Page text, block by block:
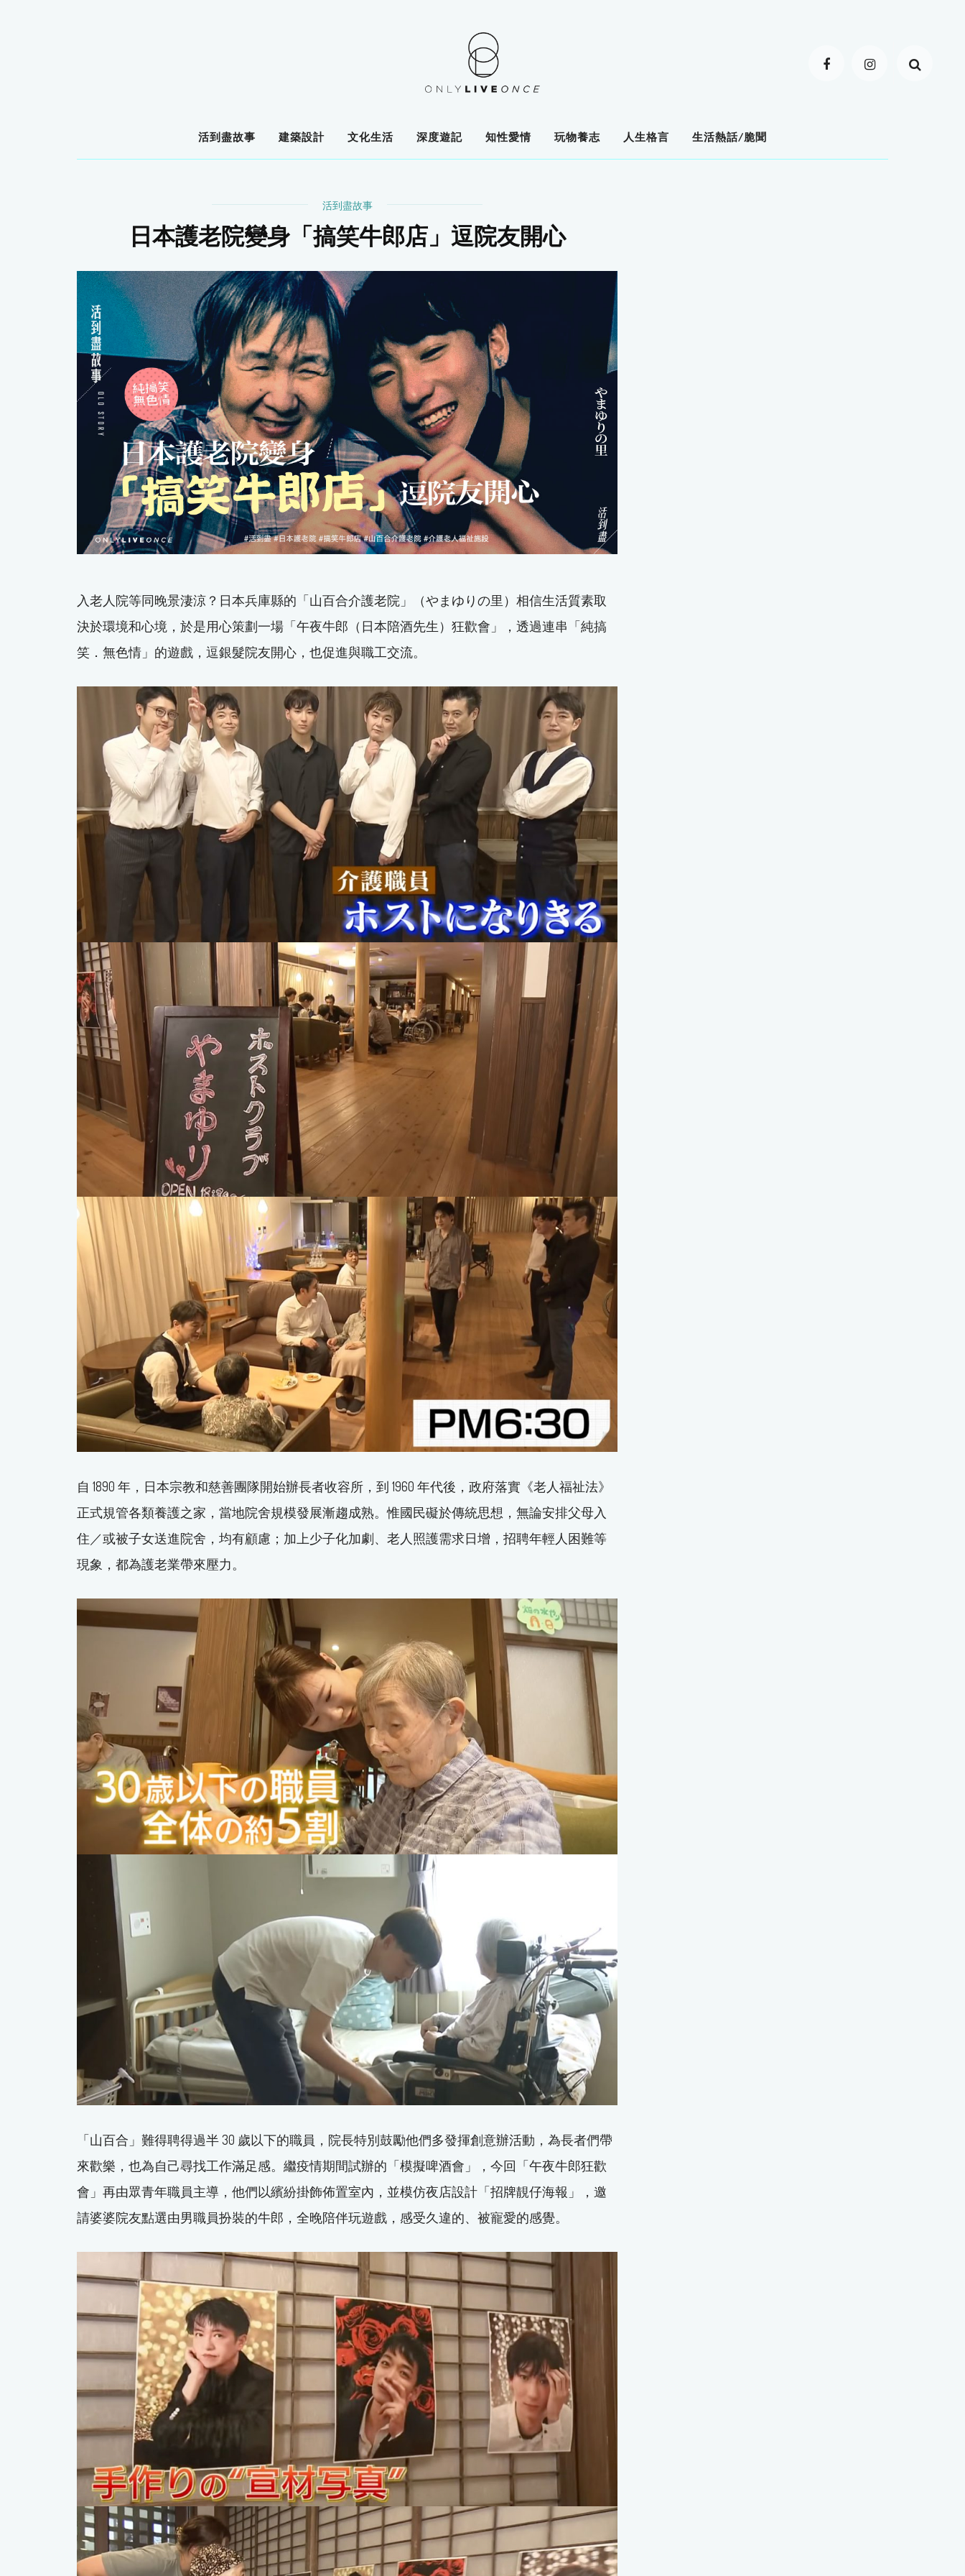
活到盡故事 建築設計 文化生活 深度遊記 知性愛情 玩物養志 人生格言 生活熱話/脆聞
活到盡故事
日本護老院變身「搞笑牛郎店」逗院友開心
入老人院等同晚景淒涼？日本兵庫縣的「山百合介護老院」（やまゆりの里）相信生活質素取
決於環境和心境，於是用心策劃一場「午夜牛郎（日本陪酒先生）狂歡會」，透過連串「純搞
笑．無色情」的遊戲，逗銀髮院友開心，也促進與職工交流。
自 1890 年，日本宗教和慈善團隊開始辦長者收容所，到 1960 年代後，政府落實《老人福祉法》
正式規管各類養護之家，當地院舍規模發展漸趨成熟。惟國民礙於傳統思想，無論安排父母入
住／或被子女送進院舍，均有顧慮；加上少子化加劇、老人照護需求日增，招聘年輕人困難等
現象，都為護老業帶來壓力。
「山百合」難得聘得過半 30 歲以下的職員，院長特別鼓勵他們多發揮創意辦活動，為長者們帶
來歡樂，也為自己尋找工作滿足感。繼疫情期間試辦的「模擬啤酒會」，今回「午夜牛郎狂歡
會」再由眾青年職員主導，他們以繽紛掛飾佈置室內，並模仿夜店設計「招牌靚仔海報」，邀
請婆婆院友點選由男職員扮裝的牛郎，全晚陪伴玩遊戲，感受久違的、被寵愛的感覺。